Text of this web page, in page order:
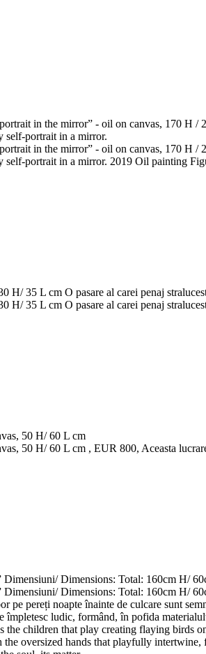
in the mirror” - oil on canvas, 170 H /
self-portrait in a mirror.
in the mirror” - oil on canvas, 170 H /
self-portrait in a mirror. 2019 Oil painting
H/ 35 L cm O pasare al carei penaj
H/ 35 L cm O pasare al carei penaj
50 H/ 60 L cm
50 H/ 60 L cm , EUR 800, Aceasta
Dimensiuni/ Dimensions: Total: 160cm H/
Dimensiuni/ Dimensions: Total: 160cm H/
pe pereți noapte înainte de culcare sunt
împletesc ludic, formând, în pofida
the children that play creating flaying birds
oversized hands that playfully